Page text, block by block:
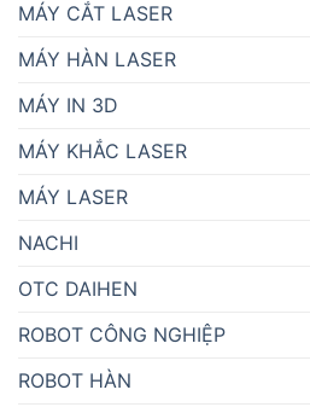
MÁY CẮT LASER
MÁY HÀN LASER
MÁY IN 3D
MÁY KHẮC LASER
MÁY LASER
NACHI
OTC DAIHEN
ROBOT CÔNG NGHIỆP
ROBOT HÀN